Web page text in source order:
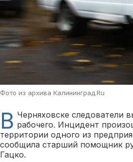
Фото из архива Калининград.Ru
В Черняховске следователи
рабочего. Инцидент
территории одного из
сообщила старший помощник
Гацко.